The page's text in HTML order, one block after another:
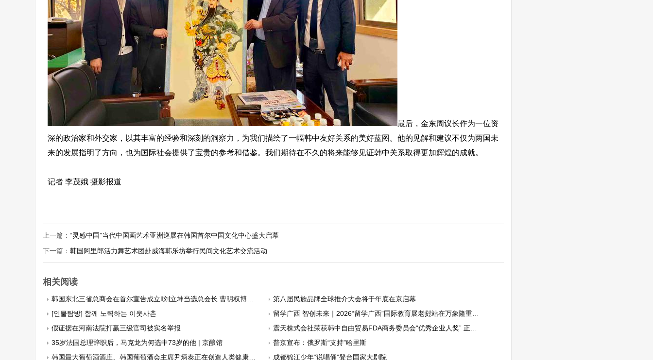
最后，金东周议长作为一位资
深的政治家和外交家，以其丰富的经验和深刻的洞察力，为我们描绘了一幅韩中友好关系的美好蓝图。他的见解和建议不仅为两国未
来的发展指明了方向，也为国际社会提供了宝贵的参考和借鉴。我们期待在不久的将来能够见证韩中关系取得更加辉煌的成就。
记者 李茂娥 摄影报道
上一篇： “灵感中国”当代中国画艺术亚洲巡展在韩国首尔中国文化中心盛大启幕
下一篇： 韩国阿里郎活力舞艺术团赴威海韩乐坊举行民间文化艺术交流活动
相关阅读
韩国东北三省总商会在首尔宣告成立‖刘立坤当选总会长 曹明权博士被聘名誉会长
第八届民族品牌全球推介大会将于年底在京启幕
[인물탐방] 함께 노력하는 이웃사촌
留学广西 智创未来｜2026“留学广西”国际教育展老挝站在万象隆重开幕
假证据在河南法院打赢三级官司被实名举报
震天株式会社荣获韩中自由贸易FDA商务委员会“优秀企业人奖” 正式迈向全球汽车电子核心部件强企
35岁法国总理辞职后，马克龙为何选中73岁的他 | 京酿馆
普京宣布：俄罗斯“支持”哈里斯
韩国最大葡萄酒酒庄、韩国葡萄酒会主席尹炳泰正在创造人类健康的奇迹
成都锦江少年“说唱俑”登台国家大剧院